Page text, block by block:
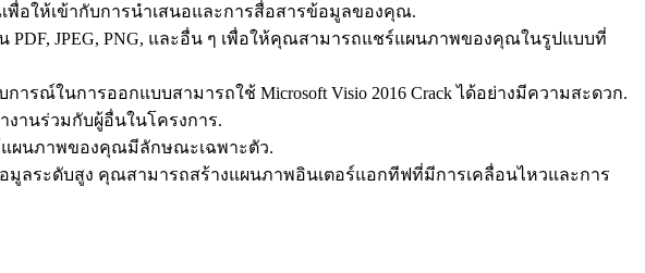
ให้เข้ากับการนำเสนอและการสื่อสารข้อมูลของคุณ.
PDF, JPEG, PNG, และอื่น ๆ เพื่อให้คุณสามารถแชร์แผนภาพของคุณในรูปแบบที่
ณ์ในการออกแบบสามารถใช้ Microsoft Visio 2016 Crack ได้อย่างมีความสะดวก.
านร่วมกับผู้อื่นในโครงการ.
ผนภาพของคุณมีลักษณะเฉพาะตัว.
ลระดับสูง คุณสามารถสร้างแผนภาพอินเตอร์แอกทีฟที่มีการเคลื่อนไหวและการ